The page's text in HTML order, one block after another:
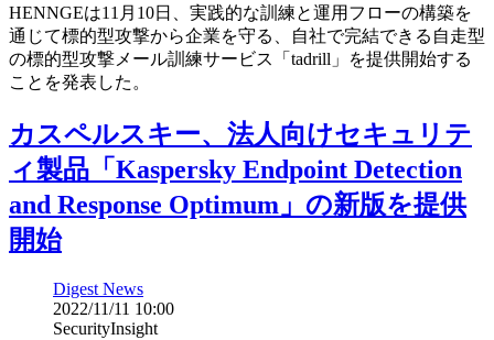
HENNGEは11月10日、実践的な訓練と運用フローの構築を
通じて標的型攻撃から企業を守る、自社で完結できる自走型
の標的型攻撃メール訓練サービス「tadrill」を提供開始する
ことを発表した。
カスペルスキー、法人向けセキュリテ
ィ製品「Kaspersky Endpoint Detection
and Response Optimum」の新版を提供
開始
Digest News
2022/11/11 10:00
SecurityInsight